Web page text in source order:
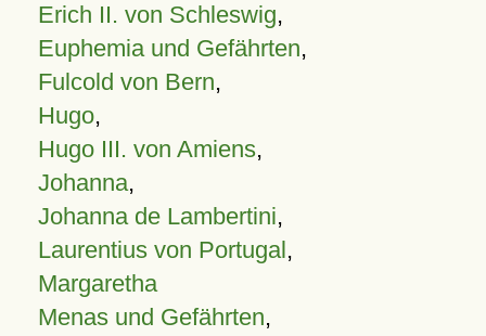
Erich II. von Schleswig,
Euphemia und Gefährten,
Fulcold von Bern,
Hugo,
Hugo III. von Amiens,
Johanna,
Johanna de Lambertini,
Laurentius von Portugal,
Margaretha
Menas und Gefährten,